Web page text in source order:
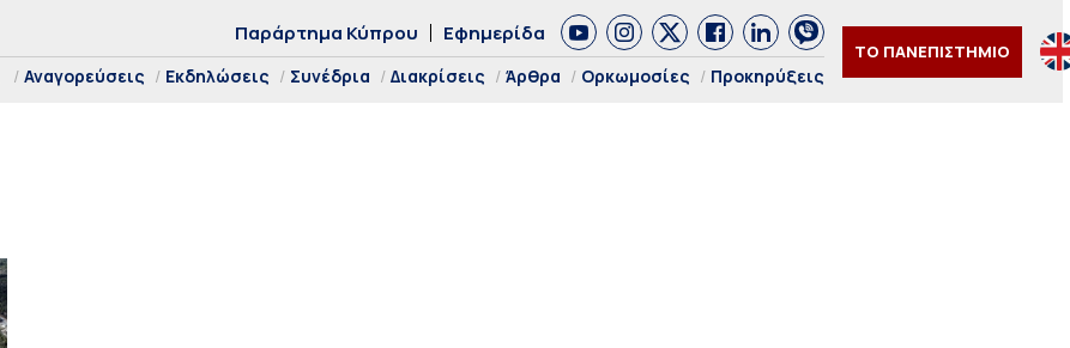
Παράρτημα Κύπρου Εφημερίδα
Αναγορεύσεις Εκδηλώσεις Συνέδρια Διακρίσεις Άρθρα Ορκωμοσίες Προκηρύξεις
ΤΟ ΠΑΝΕΠΙΣΤΗΜΙΟ